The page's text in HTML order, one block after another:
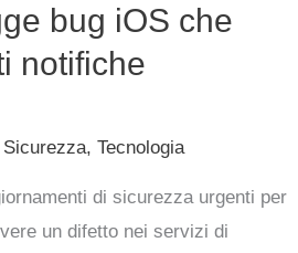
bug iOS che
notifiche
Sicurezza,Tecnologia
di sicurezza urgenti per
un difetto nei servizi di